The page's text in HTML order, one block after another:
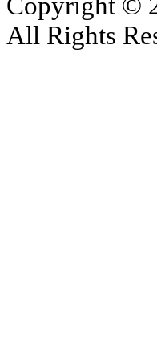
All Rights